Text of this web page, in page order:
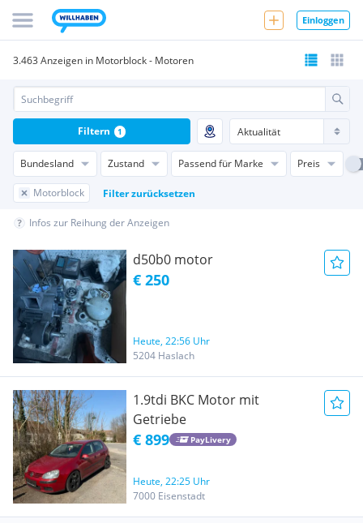
Einloggen
3.463 Anzeigen in Motorblock - Motoren
Bundesland Zustand Passend für Marke Preis
Motorblock Filter zurücksetzen
Filtern 1
Infos zur Reihung der Anzeigen
d50b0 motor
€ 250
Heute, 22:56 Uhr
5204 Haslach
1.9tdi BKC Motor mit
Getriebe
€ 899 PayLivery
Heute, 22:25 Uhr
7000 Eisenstadt